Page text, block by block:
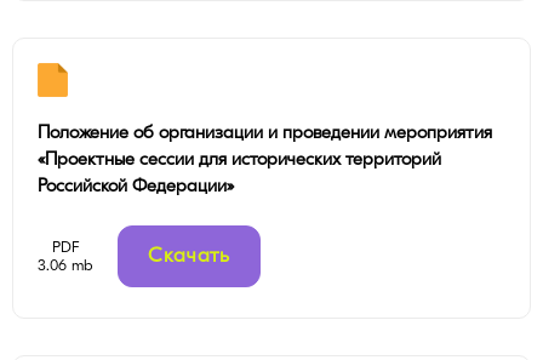
Положение об организации и проведении мероприятия
«Проектные сессии для исторических территорий
Российской Федерации»
PDF
3.06 mb
Скачать